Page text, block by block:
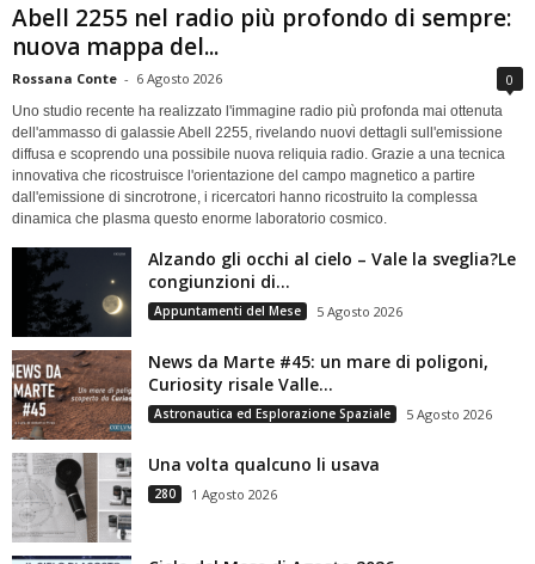
Abell 2255 nel radio più profondo di sempre:
nuova mappa del...
Rossana Conte - 6 Agosto 2026 0
Uno studio recente ha realizzato l'immagine radio più profonda mai ottenuta
dell'ammasso di galassie Abell 2255, rivelando nuovi dettagli sull'emissione
diffusa e scoprendo una possibile nuova reliquia radio. Grazie a una tecnica
innovativa che ricostruisce l'orientazione del campo magnetico a partire
dall'emissione di sincrotrone, i ricercatori hanno ricostruito la complessa
dinamica che plasma questo enorme laboratorio cosmico.
Alzando gli occhi al cielo – Vale la sveglia?Le
congiunzioni di...
Appuntamenti del Mese 5 Agosto 2026
News da Marte #45: un mare di poligoni,
Curiosity risale Valle...
Astronautica ed Esplorazione Spaziale 5 Agosto 2026
Una volta qualcuno li usava
280 1 Agosto 2026